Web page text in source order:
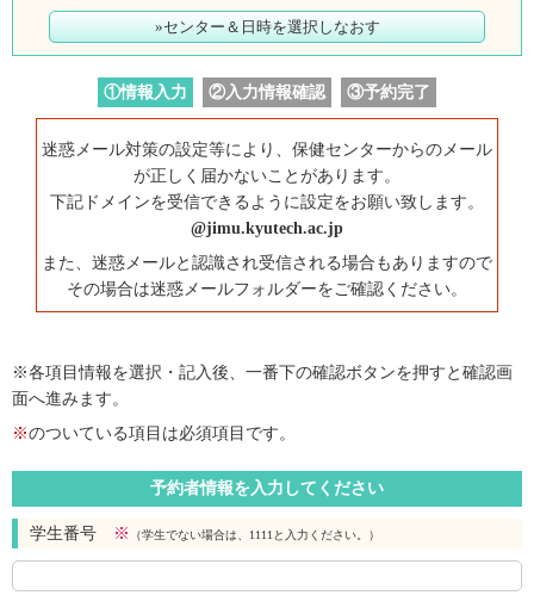
»センター＆日時を選択しなおす
①情報入力 ②入力情報確認 ③予約完了
迷惑メール対策の設定等により、保健センターからのメール
が正しく届かないことがあります。
下記ドメインを受信できるように設定をお願い致します。
@jimu.kyutech.ac.jp
また、迷惑メールと認識され受信される場合もありますので
その場合は迷惑メールフォルダーをご確認ください。
※各項目情報を選択・記入後、一番下の確認ボタンを押すと確認画
面へ進みます。
※のついている項目は必須項目です。
予約者情報を入力してください
学生番号 ※ （学生でない場合は、1111と入力ください。）